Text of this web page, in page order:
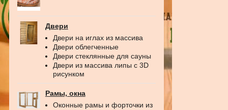
Двери
Двери на иглах из массива
Двери облегченные
Двери стеклянные для сауны
Двери из массива липы с 3D
рисунком
Рамы, окна
Оконные рамы и форточки из